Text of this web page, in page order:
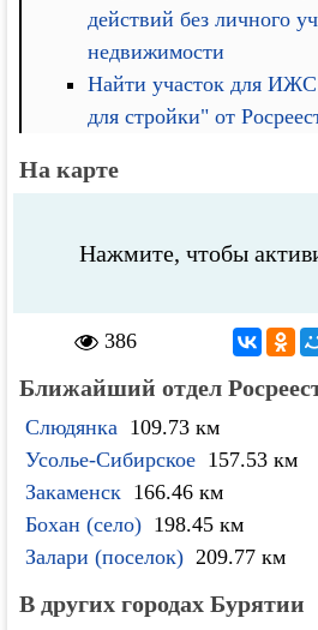
действий без личного
недвижимости
Найти участок для ИЖС
для стройки" от
На карте
Нажмите, чтобы
386
Ближайший отдел
Слюдянка 109.73 км
Усолье-Сибирское 157.53 км
Закаменск 166.46 км
Бохан (село) 198.45 км
Залари (поселок) 209.77 км
В других городах Бурятии